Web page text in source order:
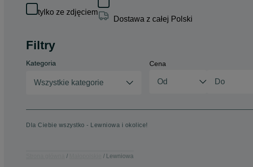
tylko ze zdjęciem
Dostawa z całej Polski
Filtry
Kategoria
Wszystkie kategorie
Cena
Dla Ciebie wszystko - Lewniowa i okolice!
Lewniowa